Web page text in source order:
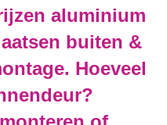
aluminium
buiten &
Hoeveel